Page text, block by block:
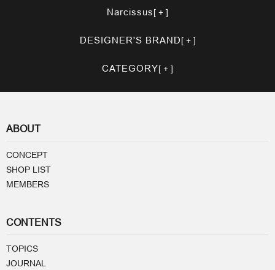
Narcissus
DESIGNER'S BRAND
CATEGORY
ABOUT
CONCEPT
SHOP LIST
MEMBERS
CONTENTS
TOPICS
JOURNAL